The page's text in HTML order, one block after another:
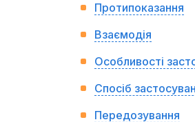
Протипоказання
Взаємодія
Особливості
Спосіб
Передозування